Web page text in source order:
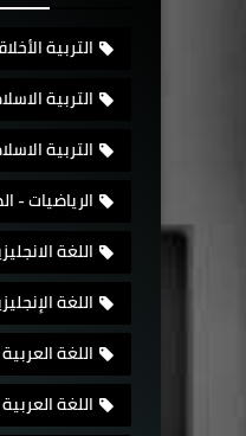
التربية
التربية
التربية
الرياضيات -
اللغة
اللغة
اللغة
اللغة